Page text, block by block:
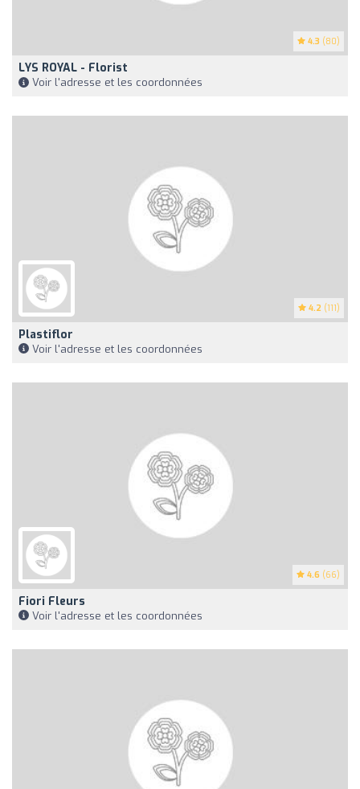
4.3 (80)
LYS ROYAL - Florist
Voir l'adresse et les coordonnées
4.2 (111)
Plastiflor
Voir l'adresse et les coordonnées
4.6 (66)
Fiori Fleurs
Voir l'adresse et les coordonnées